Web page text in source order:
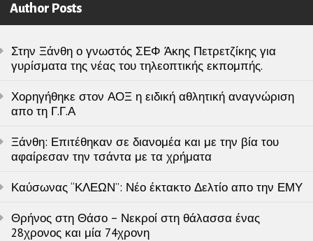
Author Posts
Στην Ξάνθη ο γνωστός ΣΕΦ Άκης Πετρετζίκης για
γυρίσματα της νέας του τηλεοπτικής εκπομπής.
Χορηγήθηκε στον ΑΟΞ η ειδική αθλητική αναγνώριση
απο τη Γ.Γ.Α
Ξάνθη: Επιτέθηκαν σε διανομέα και με την βία του
αφαίρεσαν την τσάντα με τα χρήματα
Καύσωνας “ΚΛΕΩΝ”: Νέο έκτακτο Δελτίο απο την ΕΜΥ
Θρήνος στη Θάσο – Νεκροί στη θάλασσα ένας
28χρονος και μία 74χρονη